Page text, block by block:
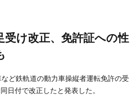
ど鉄軌道の動力車操縦者運転免許の受
日付で改正したと発表した。